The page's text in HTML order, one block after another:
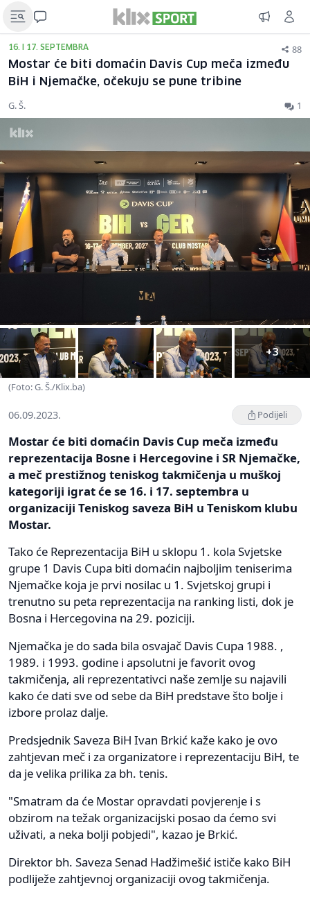
16. I 17. SEPTEMBRA 88
Mostar će biti domaćin Davis Cup meča između
BiH i Njemačke, očekuju se pune tribine
G. Š. 1
+3
(Foto: G. Š./Klix.ba)
06.09.2023. Podijeli
Mostar će biti domaćin Davis Cup meča između
reprezentacija Bosne i Hercegovine i SR Njemačke,
a meč prestižnog teniskog takmičenja u muškoj
kategoriji igrat će se 16. i 17. septembra u
organizaciji Teniskog saveza BiH u Teniskom klubu
Mostar.
Tako će Reprezentacija BiH u sklopu 1. kola Svjetske
grupe 1 Davis Cupa biti domaćin najboljim teniserima
Njemačke koja je prvi nosilac u 1. Svjetskoj grupi i
trenutno su peta reprezentacija na ranking listi, dok je
Bosna i Hercegovina na 29. poziciji.
Njemačka je do sada bila osvajač Davis Cupa 1988. ,
1989. i 1993. godine i apsolutni je favorit ovog
takmičenja, ali reprezentativci naše zemlje su najavili
kako će dati sve od sebe da BiH predstave što bolje i
izbore prolaz dalje.
Predsjednik Saveza BiH Ivan Brkić kaže kako je ovo
zahtjevan meč i za organizatore i reprezentaciju BiH, te
da je velika prilika za bh. tenis.
"Smatram da će Mostar opravdati povjerenje i s
obzirom na težak organizacijski posao da ćemo svi
uživati, a neka bolji pobjedi", kazao je Brkić.
Direktor bh. Saveza Senad Hadžimešić ističe kako BiH
podliježe zahtjevnoj organizaciji ovog takmičenja.